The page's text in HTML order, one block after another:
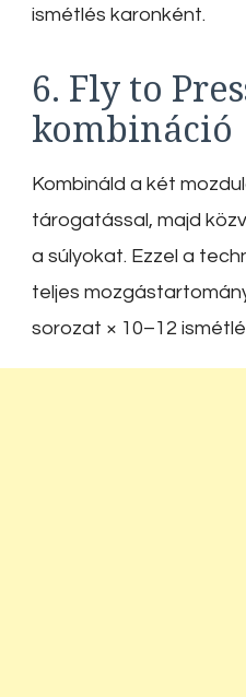
ismétlés karonként.
6. Fly to
kombináció
Kombináld a két
tárogatással, majd
a súlyokat. Ezzel a
teljes
sorozat × 10–12